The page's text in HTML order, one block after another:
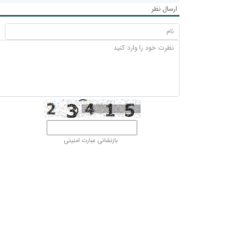
ارسال نظر
بازنشانی عبارت امنیتی